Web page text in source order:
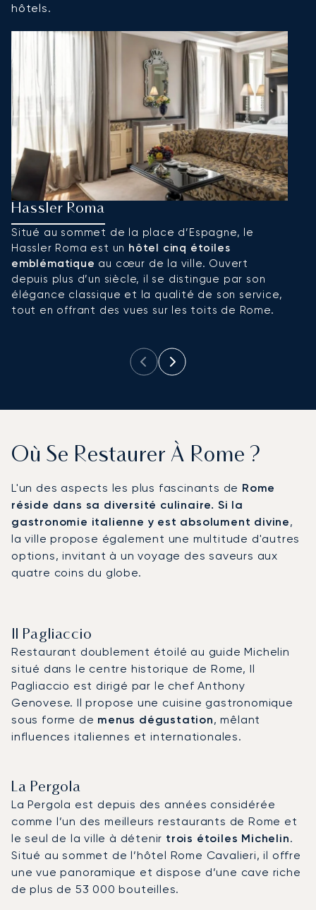
hôtels.
Hassler Roma
Situé au sommet de la place d’Espagne, le
Hassler Roma est un hôtel cinq étoiles
emblématique au cœur de la ville. Ouvert
depuis plus d’un siècle, il se distingue par son
élégance classique et la qualité de son service,
tout en offrant des vues sur les toits de Rome.
Où Se Restaurer À Rome ?
L'un des aspects les plus fascinants de Rome
réside dans sa diversité culinaire. Si la
gastronomie italienne y est absolument divine,
la ville propose également une multitude d'autres
options, invitant à un voyage des saveurs aux
quatre coins du globe.
Il Pagliaccio
Restaurant doublement étoilé au guide Michelin
situé dans le centre historique de Rome, Il
Pagliaccio est dirigé par le chef Anthony
Genovese. Il propose une cuisine gastronomique
sous forme de menus dégustation, mêlant
influences italiennes et internationales.
La Pergola
La Pergola est depuis des années considérée
comme l’un des meilleurs restaurants de Rome et
le seul de la ville à détenir trois étoiles Michelin.
Situé au sommet de l’hôtel Rome Cavalieri, il offre
une vue panoramique et dispose d’une cave riche
de plus de 53 000 bouteilles.